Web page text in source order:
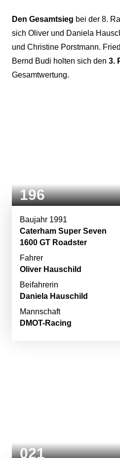
Den Gesamtsieg bei der 8.
sich Oliver und Daniela
und Christine Porstmann.
Bernd Budi holten sich den 3.
Gesamtwertung.
196
Baujahr 1991
Caterham Super Seven
1600 GT Roadster
Fahrer
Oliver Hauschild
Beifahrerin
Daniela Hauschild
Mannschaft
DMOT-Racing
021